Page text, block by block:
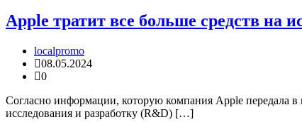
Apple тратит все больше средств на
localpromo
08.05.2024
0
Согласно информации, которую компания Apple передала в
исследования и разработку (R&D) […]